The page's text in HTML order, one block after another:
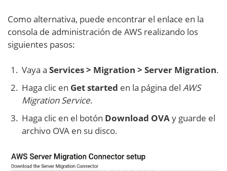
Como alternativa, puede encontrar el enlace en la
consola de administración de AWS realizando los
siguientes pasos:
Vaya a Services > Migration > Server Migration.
Haga clic en Get started en la página del AWS
Migration Service.
Haga clic en el botón Download OVAy guarde el
archivo OVA en su disco.